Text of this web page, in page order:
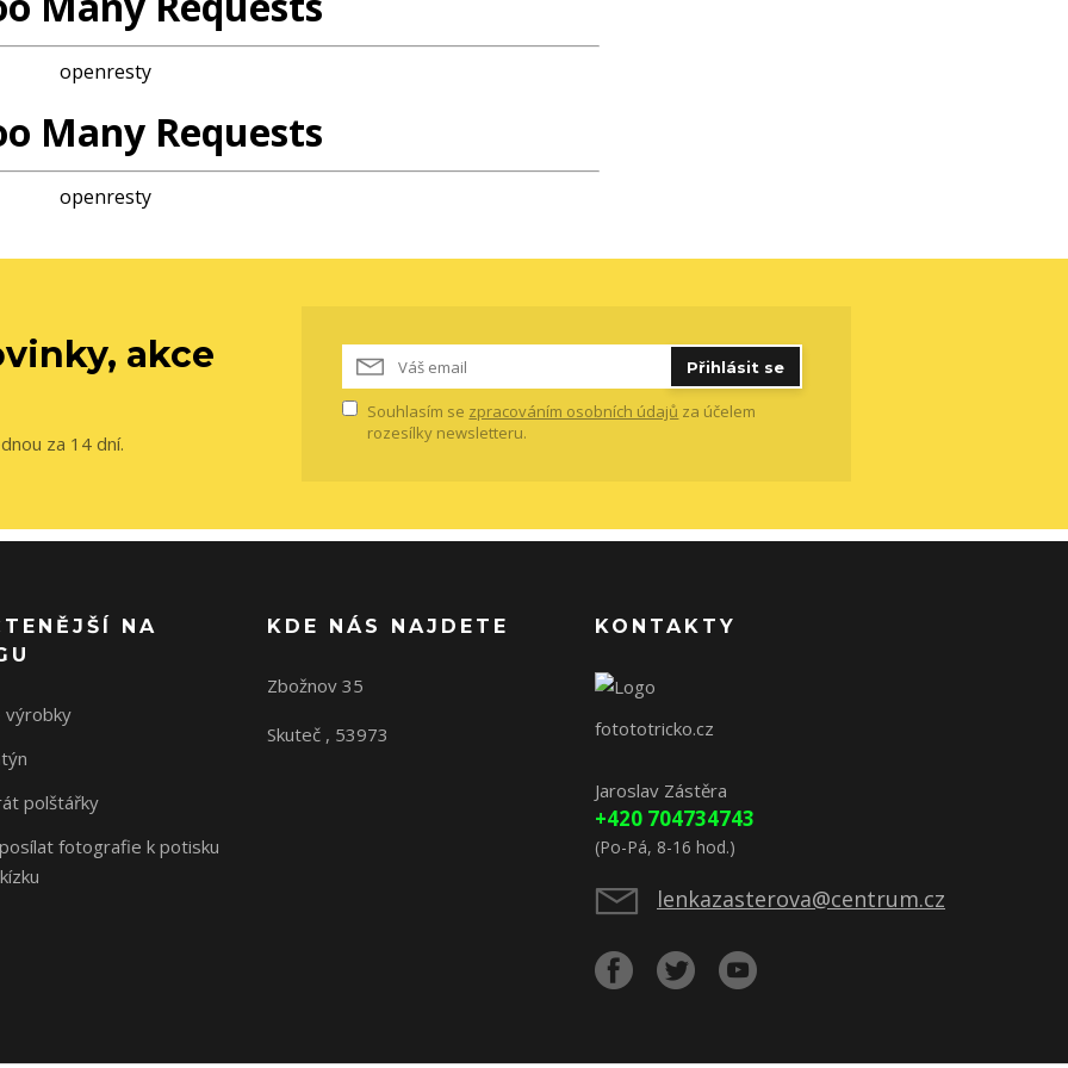
openresty
Many Requests
openresty
akce
za 14 dní.
Přihlásit se
Souhlasím se zpracováním osobních údajů za účelem
rozesílky newsletteru.
NA
výrobky
polštářky
fotografie k potisku
KDE NÁS NAJDETE
Zbožnov 35
Skuteč , 53973
KONTAKTY
fotototricko.cz
Jaroslav Zástěra
+420 704734743
(Po-Pá, 8-16 hod.)
lenkazasterova@centrum.cz